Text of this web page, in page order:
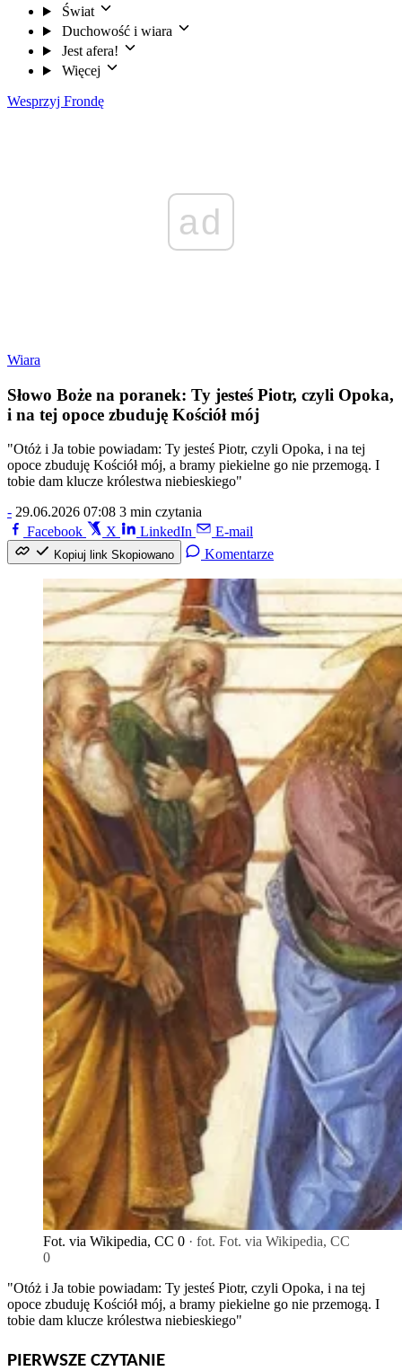
Świat
Duchowość i wiara
Jest afera!
Więcej
Wesprzyj Frondę
ad
Wiara
Słowo Boże na poranek: Ty jesteś Piotr, czyli Opoka,
i na tej opoce zbuduję Kościół mój
"Otóż i Ja tobie powiadam: Ty jesteś Piotr, czyli Opoka, i na tej
opoce zbuduję Kościół mój, a bramy piekielne go nie przemogą. I
tobie dam klucze królestwa niebieskiego"
- 29.06.2026 07:08 3 min czytania
Facebook
X LinkedIn E-mail
Kopiuj link Skopiowano Komentarze
Fot. via Wikipedia, CC 0 · fot. Fot. via Wikipedia, CC
0
"Otóż i Ja tobie powiadam: Ty jesteś Piotr, czyli Opoka, i na tej
opoce zbuduję Kościół mój, a bramy piekielne go nie przemogą. I
tobie dam klucze królestwa niebieskiego"
PIERWSZE CZYTANIE